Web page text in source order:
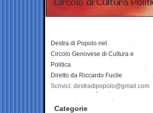
Destra di Popolo.net
Circolo Genovese di Cultura e
Politica
Diretto da Riccardo Fucile
Scrivici: destradipopolo@gmail.com
Categorie